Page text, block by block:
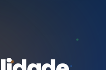
E INTEGRADOS